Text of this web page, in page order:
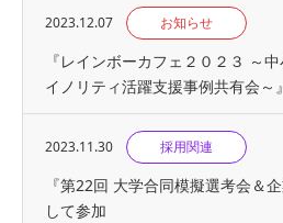
2023.12.07 お知らせ
『レインボーカフェ２０２３ ～
イノリティ活躍支援事例共有会～
2023.11.30 採用関連
『第22回 大学合同模擬選考会＆
して参加